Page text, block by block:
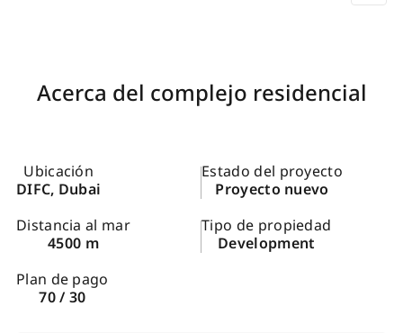
Acerca del complejo residencial
Ubicación
DIFC, Dubai
Estado del proyecto
Proyecto nuevo
Distancia al mar
4500 m
Tipo de propiedad
Development
Plan de pago
70 / 30